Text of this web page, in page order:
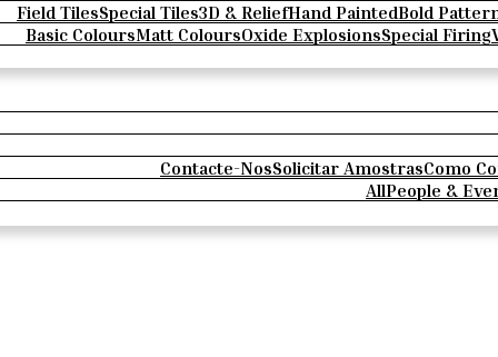
Field TilesSpecial Tiles3D & ReliefHand PaintedBold
Basic ColoursMatt ColoursOxide ExplosionsSpecial Firing
Contacte-NosSolicitar AmostrasComo
AllPeople &